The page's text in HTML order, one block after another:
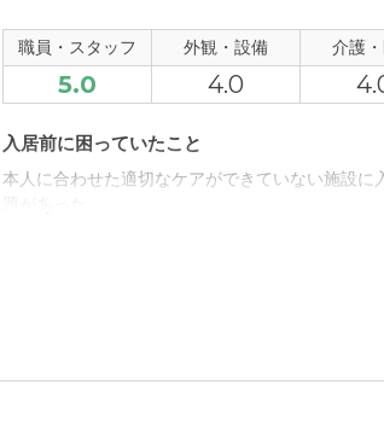
外観・内装・居室・設備について
居室も完全個室で、階層により内装も異なってお
感じた。
介護医療サービスについて
詳細は分からないが、看護師が常駐しており、
体制も整っているので安心である。
施設には私の住んでいる自宅より、渋滞もほと
料金費用について
職員・スタッフ 外観・設備 介護
5.0 4.0
入居前に困っていたこと
本人に合わせた適切なケアができていない施設
本人の生活や価値観に合わせた介護を受けるこ
アシステッドリビング湘南佐島の評価